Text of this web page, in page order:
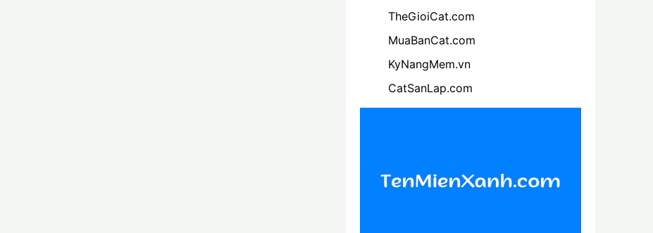
TheGioiCat.com
MuaBanCat.com
KyNangMem.vn
CatSanLap.com